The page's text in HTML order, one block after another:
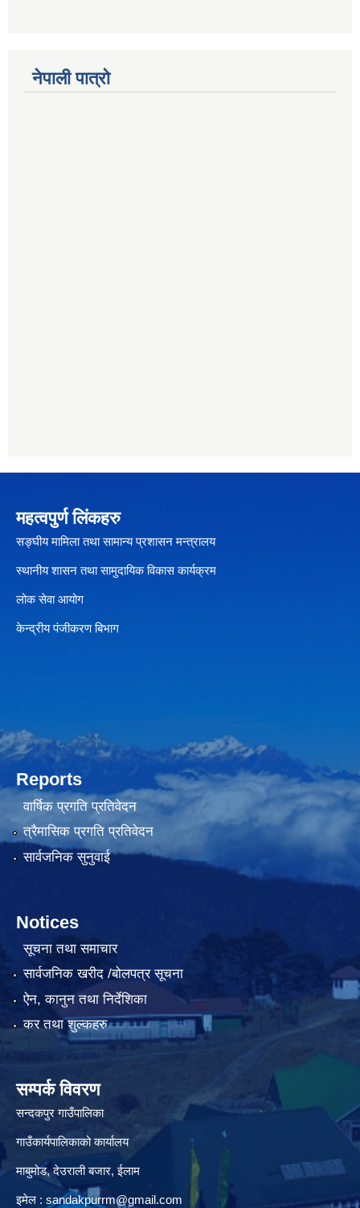
नेपाली पात्रो
महत्वपुर्ण लिंकहरु
सङ्घीय मामिला तथा सामान्य प्रशासन मन्त्रालय
स्थानीय शासन तथा सामुदायिक विकास कार्यक्रम
लोक सेवा आयोग
केन्द्रीय पंजीकरण बिभाग
Reports
वार्षिक प्रगति प्रतिवेदन
त्रैमासिक प्रगति प्रतिवेदन
सार्वजनिक सुनुवाई
Notices
सूचना तथा समाचार
सार्वजनिक खरीद /बोलपत्र सूचना
ऐन, कानुन तथा निर्देशिका
कर तथा शुल्कहरु
सम्पर्क विवरण
सन्दकपुर गाउँपालिका
गाउँकार्यपालिकाको कार्यालय
माबुमोड, देउराली बजार, ईलाम
इमेल : sandakpurrm@gmail.com